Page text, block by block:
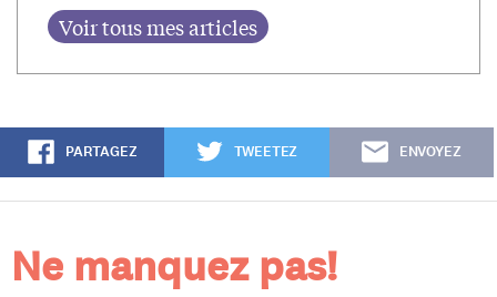
PARTAGEZ TWEETEZ ENVOYEZ
Ne manquez pas!